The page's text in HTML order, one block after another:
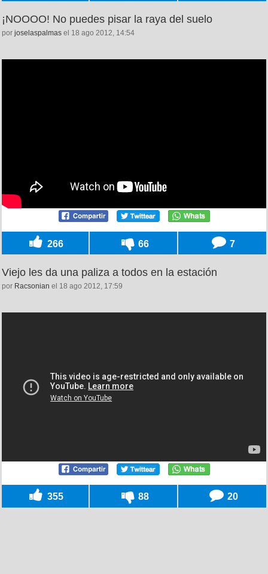
¡NOOOO! No puedes pisar la raya del suelo
por joselaspalmas el 18 ago 2012, 14:54
266 66 7
Viejo les da una paliza a todos en la estación
por Racsonian el 18 ago 2012, 17:59
355 88 20